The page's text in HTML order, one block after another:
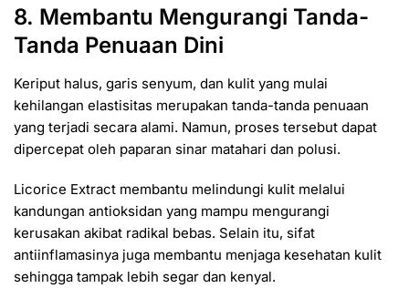
8. Membantu Mengurangi Tanda-
Tanda Penuaan Dini
Keriput halus, garis senyum, dan kulit yang mulai
kehilangan elastisitas merupakan tanda-tanda penuaan
yang terjadi secara alami. Namun, proses tersebut dapat
dipercepat oleh paparan sinar matahari dan polusi.
Licorice Extract membantu melindungi kulit melalui
kandungan antioksidan yang mampu mengurangi
kerusakan akibat radikal bebas. Selain itu, sifat
antiinflamasinya juga membantu menjaga kesehatan kulit
sehingga tampak lebih segar dan kenyal.